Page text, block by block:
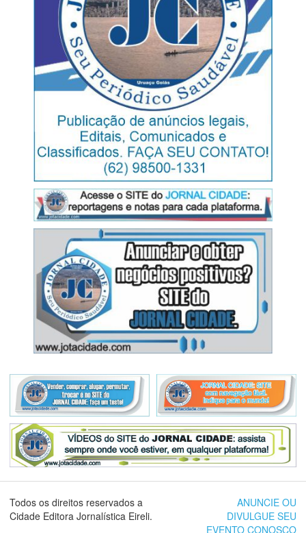
Todos os direitos reservados a
Cidade Editora Jornalística Eireli.
ANUNCIE OU
DIVULGUE SEU
EVENTO CONOSCO